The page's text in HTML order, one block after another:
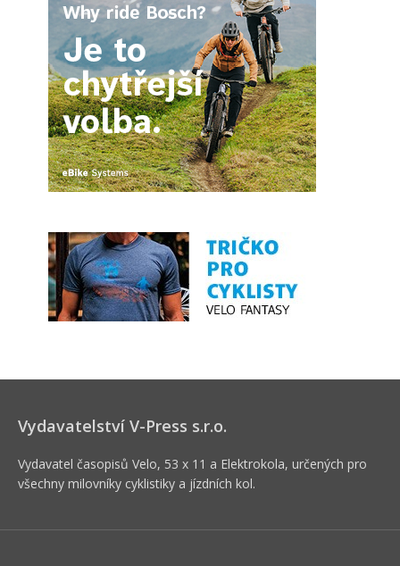
Vydavatelství V-Press s.r.o.
Vydavatel časopisů Velo, 53 x 11 a Elektrokola, určených pro
všechny milovníky cyklistiky a jízdních kol.